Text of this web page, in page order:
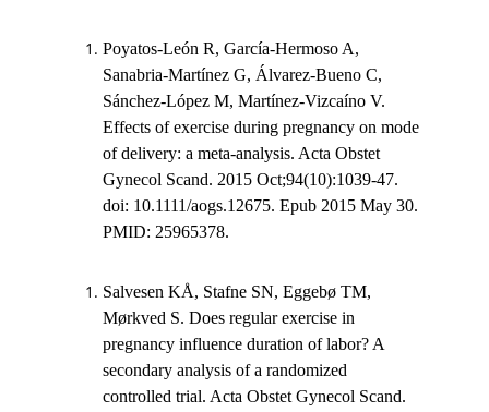
Poyatos-León R, García-Hermoso A,
Sanabria-Martínez G, Álvarez-Bueno C,
Sánchez-López M, Martínez-Vizcaíno V.
Effects of exercise during pregnancy on mode
of delivery: a meta-analysis. Acta Obstet
Gynecol Scand. 2015 Oct;94(10):1039-47.
doi: 10.1111/aogs.12675. Epub 2015 May 30.
PMID: 25965378.
Salvesen KÅ, Stafne SN, Eggebø TM,
Mørkved S. Does regular exercise in
pregnancy influence duration of labor? A
secondary analysis of a randomized
controlled trial. Acta Obstet Gynecol Scand.